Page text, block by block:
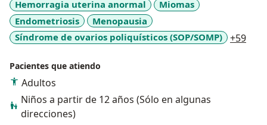
individuales de cada paciente. Mi objetivo es ofrecer
resultados excepcionales y duraderos, utilizando las
técnicas más avanzadas y las últimas innovaciones en
el campo de la ginecología y obstetricia Mi
compromiso con la excelencia se refleja en los
resultados positivos y la satisfacción de mis pacientes,
quienes valoran mi dedicación, profesionalismo y
cuidado meticuloso. Estoy constantemente
actualizándome con los avances más recientes en mi
Hemorragia uterina anormal
Miomas
Endometriosis
Menopausia
Síndrome de ovarios poliquísticos (SOP/SOMP)
+59
Pacientes que atiendo
Adultos
Niños a partir de 12 años (Sólo en algunas
direcciones)